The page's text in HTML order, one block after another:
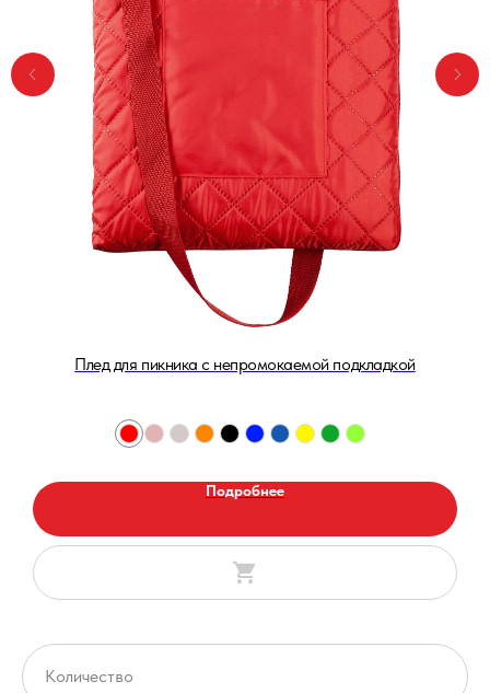
Плед для пикника с непромокаемой подкладкой
Подробнее